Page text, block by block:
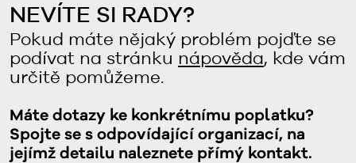
NEVÍTE SI RADY?
Pokud máte nějaký problém pojďte se
podívat na stránku nápověda, kde vám
určitě pomůžeme.
Máte dotazy ke konkrétnímu poplatku?
Spojte se s odpovídající organizací, na
jejímž detailu naleznete přímý kontakt.